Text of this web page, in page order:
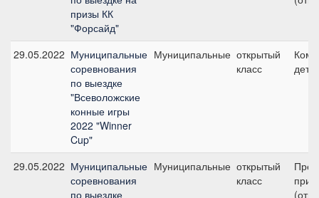
призы КК
"Форсайд"
29.05.2022 Муниципальные
соревнования
по выездке
"Всеволожские
конные игры
2022 "Winner
Cup"
Муниципальные открытый
класс
дети
29.05.2022 Муниципальные
соревнования
по выездке
Муниципальные открытый
класс